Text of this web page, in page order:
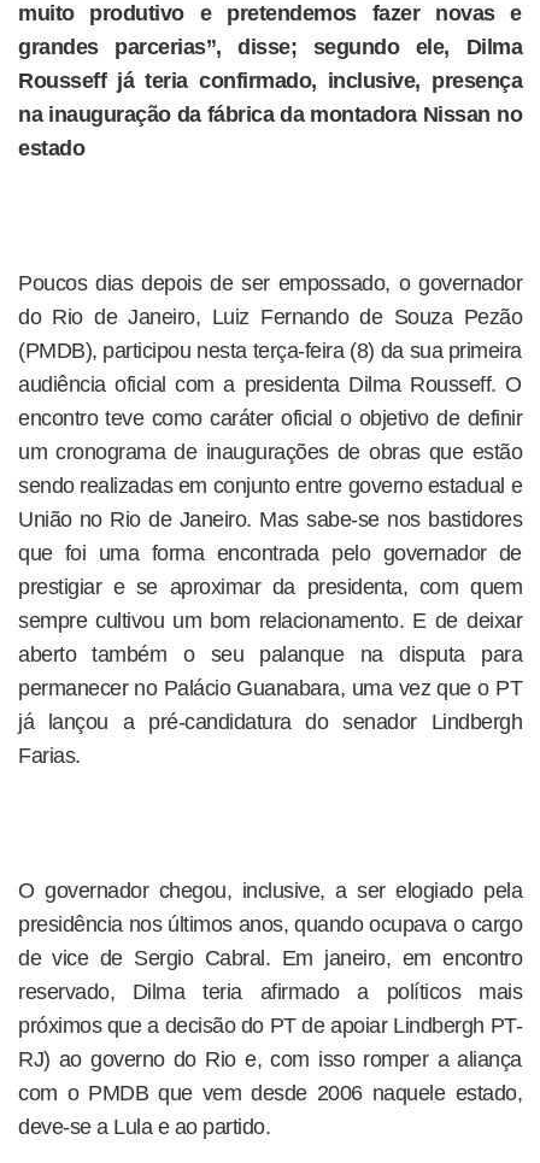
muito produtivo e pretendemos fazer novas e
grandes parcerias”, disse; segundo ele, Dilma
Rousseff já teria confirmado, inclusive, presença
na inauguração da fábrica da montadora Nissan no
estado
Poucos dias depois de ser empossado, o governador
do Rio de Janeiro, Luiz Fernando de Souza Pezão
(PMDB), participou nesta terça-feira (8) da sua primeira
audiência oficial com a presidenta Dilma Rousseff. O
encontro teve como caráter oficial o objetivo de definir
um cronograma de inaugurações de obras que estão
sendo realizadas em conjunto entre governo estadual e
União no Rio de Janeiro. Mas sabe-se nos bastidores
que foi uma forma encontrada pelo governador de
prestigiar e se aproximar da presidenta, com quem
sempre cultivou um bom relacionamento. E de deixar
aberto também o seu palanque na disputa para
permanecer no Palácio Guanabara, uma vez que o PT
já lançou a pré-candidatura do senador Lindbergh
Farias.
O governador chegou, inclusive, a ser elogiado pela
presidência nos últimos anos, quando ocupava o cargo
de vice de Sergio Cabral. Em janeiro, em encontro
reservado, Dilma teria afirmado a políticos mais
próximos que a decisão do PT de apoiar Lindbergh PT-
RJ) ao governo do Rio e, com isso romper a aliança
com o PMDB que vem desde 2006 naquele estado,
deve-se a Lula e ao partido.